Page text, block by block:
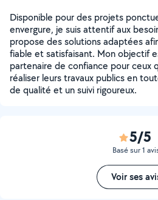
Disponible pour des projets
envergure, je suis attentif aux
propose des solutions adaptées
fiable et satisfaisant. Mon objectif
partenaire de confiance pour ceux
réaliser leurs travaux publics en
de qualité et un suivi rigoureux.
5/5
Basé sur 1
Voir ses